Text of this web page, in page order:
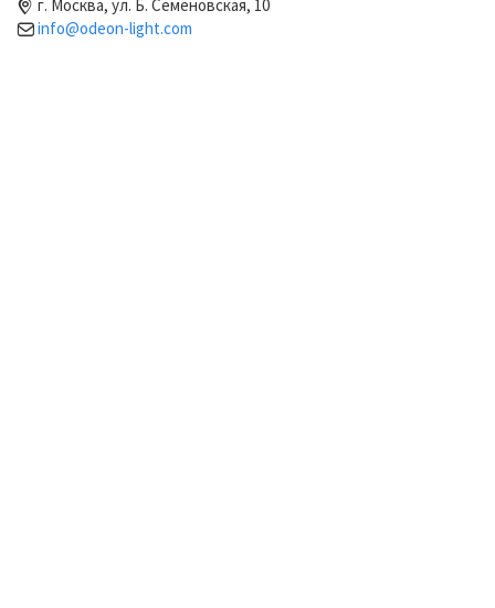
г. Москва, ул. Б. Семеновская, 10
info@odeon-light.com